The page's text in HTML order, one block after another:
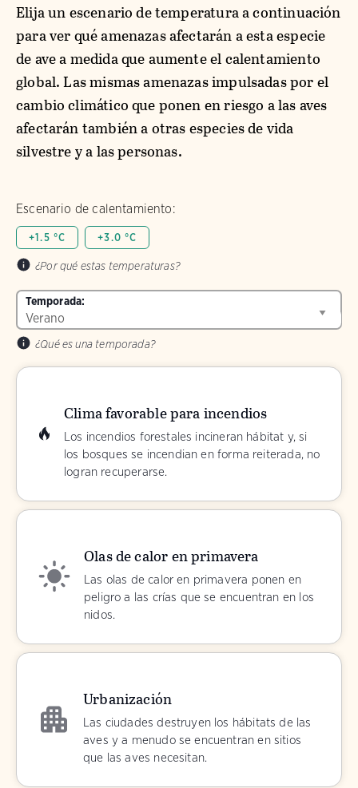
Elija un escenario de temperatura a continuación
para ver qué amenazas afectarán a esta especie
de ave a medida que aumente el calentamiento
global. Las mismas amenazas impulsadas por el
cambio climático que ponen en riesgo a las aves
afectarán también a otras especies de vida
silvestre y a las personas.
Escenario de calentamiento:
+1.5 °C +3.0 °C
¿Por qué estas temperaturas?
Temporada:
¿Qué es una temporada?
Clima favorable para incendios
Los incendios forestales incineran hábitat y, si
los bosques se incendian en forma reiterada, no
logran recuperarse.
Olas de calor en primavera
Las olas de calor en primavera ponen en
peligro a las crías que se encuentran en los
nidos.
Urbanización
Las ciudades destruyen los hábitats de las
aves y a menudo se encuentran en sitios
que las aves necesitan.